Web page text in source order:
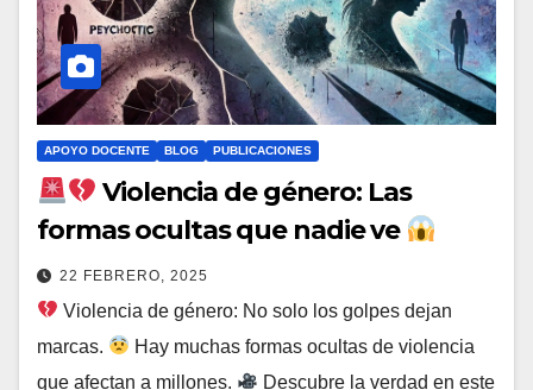
APOYO DOCENTE BLOG PUBLICACIONES
Violencia de género: Las
formas ocultas que nadie ve
22 FEBRERO, 2025
Violencia de género: No solo los golpes dejan
marcas.
Hay muchas formas ocultas de violencia
que afectan a millones.
Descubre la verdad en este